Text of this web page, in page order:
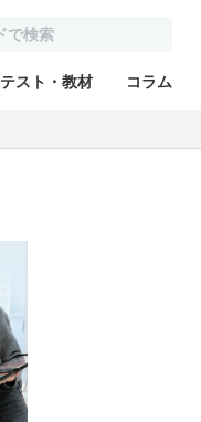
テスト・教材 コラム